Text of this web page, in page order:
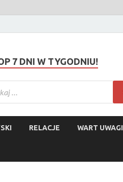
7 DNI W TYGODNIU!
RELACJE WART UWAGI